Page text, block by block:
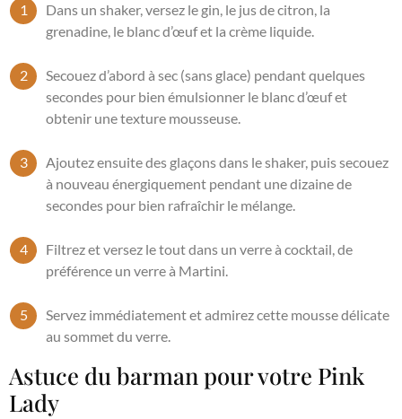
Dans un shaker, versez le gin, le jus de citron, la
grenadine, le blanc d’œuf et la crème liquide.
Secouez d’abord à sec (sans glace) pendant quelques
secondes pour bien émulsionner le blanc d’œuf et
obtenir une texture mousseuse.
Ajoutez ensuite des glaçons dans le shaker, puis secouez
à nouveau énergiquement pendant une dizaine de
secondes pour bien rafraîchir le mélange.
Filtrez et versez le tout dans un verre à cocktail, de
préférence un verre à Martini.
Servez immédiatement et admirez cette mousse délicate
au sommet du verre.
Astuce du barman pour votre Pink
Lady